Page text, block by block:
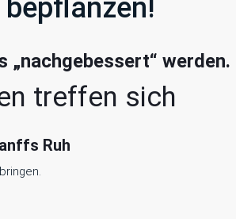
„nachgebessert“ werden.
treffen sich
Ruh